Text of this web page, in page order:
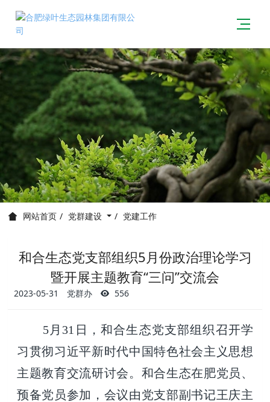
网站首页 党群建设 党建工作
和合生态党支部组织5月份政治理论学习
暨开展主题教育“三问”交流会
2023-05-31 党群办 556
5月31日，和合生态党支部组织召开学
习贯彻习近平新时代中国特色社会主义思想
主题教育交流研讨会。和合生态在肥党员、
预备党员参加，会议由党支部副书记王庆主